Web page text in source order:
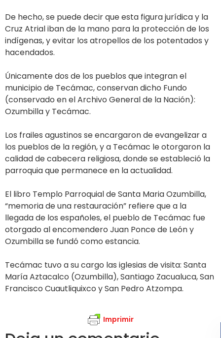
De hecho, se puede decir que esta figura jurídica y la
Cruz Atrial iban de la mano para la protección de los
indígenas, y evitar los atropellos de los potentados y
hacendados.
Únicamente dos de los pueblos que integran el
municipio de Tecámac, conservan dicho Fundo
(conservado en el Archivo General de la Nación):
Ozumbilla y Tecámac.
Los frailes agustinos se encargaron de evangelizar a
los pueblos de la región, y a Tecámac le otorgaron la
calidad de cabecera religiosa, donde se estableció la
parroquia que permanece en la actualidad.
El libro Templo Parroquial de Santa Maria Ozumbilla,
“memoria de una restauración” refiere que a la
llegada de los españoles, el pueblo de Tecámac fue
otorgado al encomendero Juan Ponce de León y
Ozumbilla se fundó como estancia.
Tecámac tuvo a su cargo las iglesias de visita: Santa
María Aztacalco (Ozumbilla), Santiago Zacualuca, San
Francisco Cuautliquixco y San Pedro Atzompa.
Imprimir